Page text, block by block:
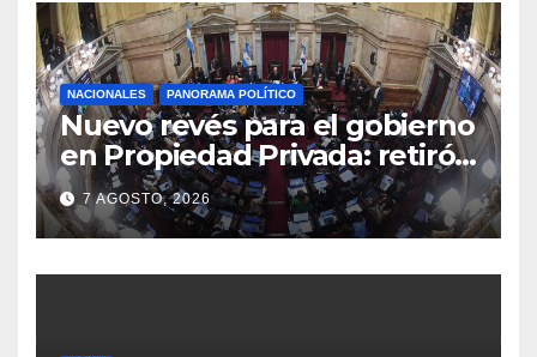
NACIONALES PANORAMA POLÍTICO
Nuevo revés para el gobierno
en Propiedad Privada: retiró
el capítulo que pretendía
modificar la Ley de Manejo
del Fuego
7 AGOSTO, 2026